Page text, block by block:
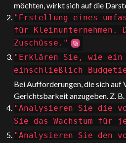
möchten, wirkt sich auf die
"Erstellung eines
für Kleinunternehmen.
Zuschüsse."
"Erklären Sie, wie ein
einschließlich
Bei Aufforderungen, die sich auf
Gerichtsbarkeit anzugeben. Z.
"Analysieren Sie die
Sie das Wachstum für
"Analysieren Sie den